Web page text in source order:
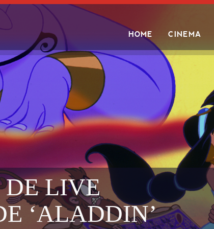
HOME CINEMA
Search
DE LIVE
‘ALADDIN’